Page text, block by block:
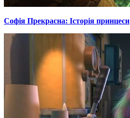
Софія Прекрасна: Історія принцеси